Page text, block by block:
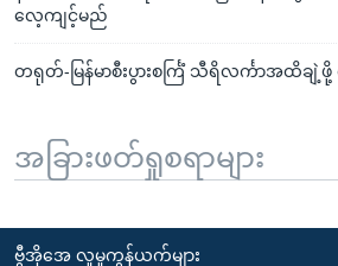
လေ့ကျင့်မည်
တရုတ်-မြန်မာစီးပွားစင်္ကြံ သီရိလင်္ကာအထိခ
အခြားဖတ်ရှုစရာများ
ဗွီအိုအေ လူမှုကွန်ယက်များ